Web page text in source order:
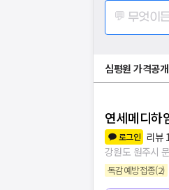
💬 무엇이
심평원 가격공
연세메디하
로그인 리뷰
강원도 원주시
독감예방접종(2)